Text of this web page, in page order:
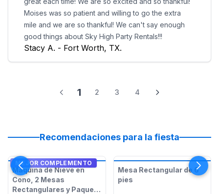
Moises was so patient and willing to go the extra
mile and we are so thankful! We can't say enough
good things about Sky High Party Rentals!!!
Stacy A. - Fort Worth, TX.
1 2 3 4
Recomendaciones para la fiesta
MEJOR COMPLEMENTO
Máquina de Nieve en
Cono, 2 Mesas
Rectangulares y Paquete
Mesa Rectangular de 6
pies